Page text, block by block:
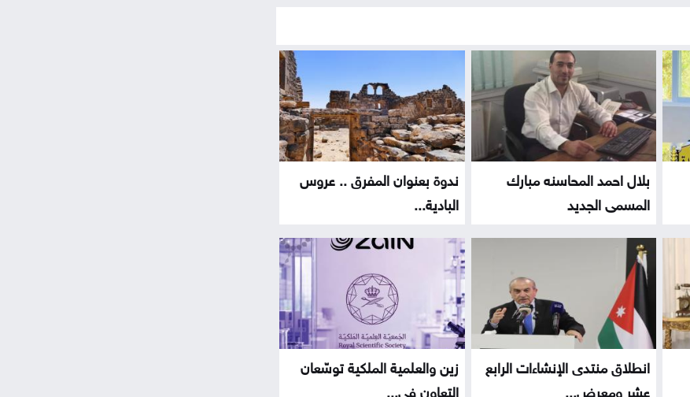
بلال احمد المحاسنه مبارك
المسمى الجديد
ندوة بعنوان المفرق .. عروس
البادية...
انطلاق منتدى الإنشاءات الرابع
عشر ومعرض...
زين والعلمية الملكية توسّعان
التعاون في...